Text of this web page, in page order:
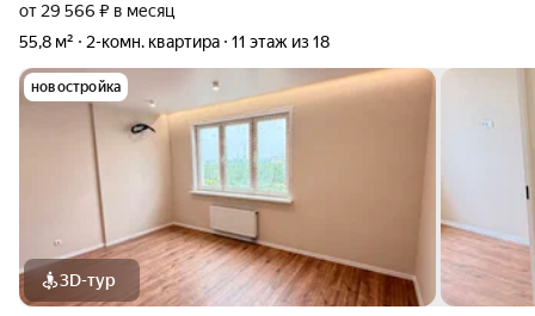
от 29 566 ₽ в месяц
55,8 м²
2-комн. квартира 11 этаж из 18
новостройка
3D-тур